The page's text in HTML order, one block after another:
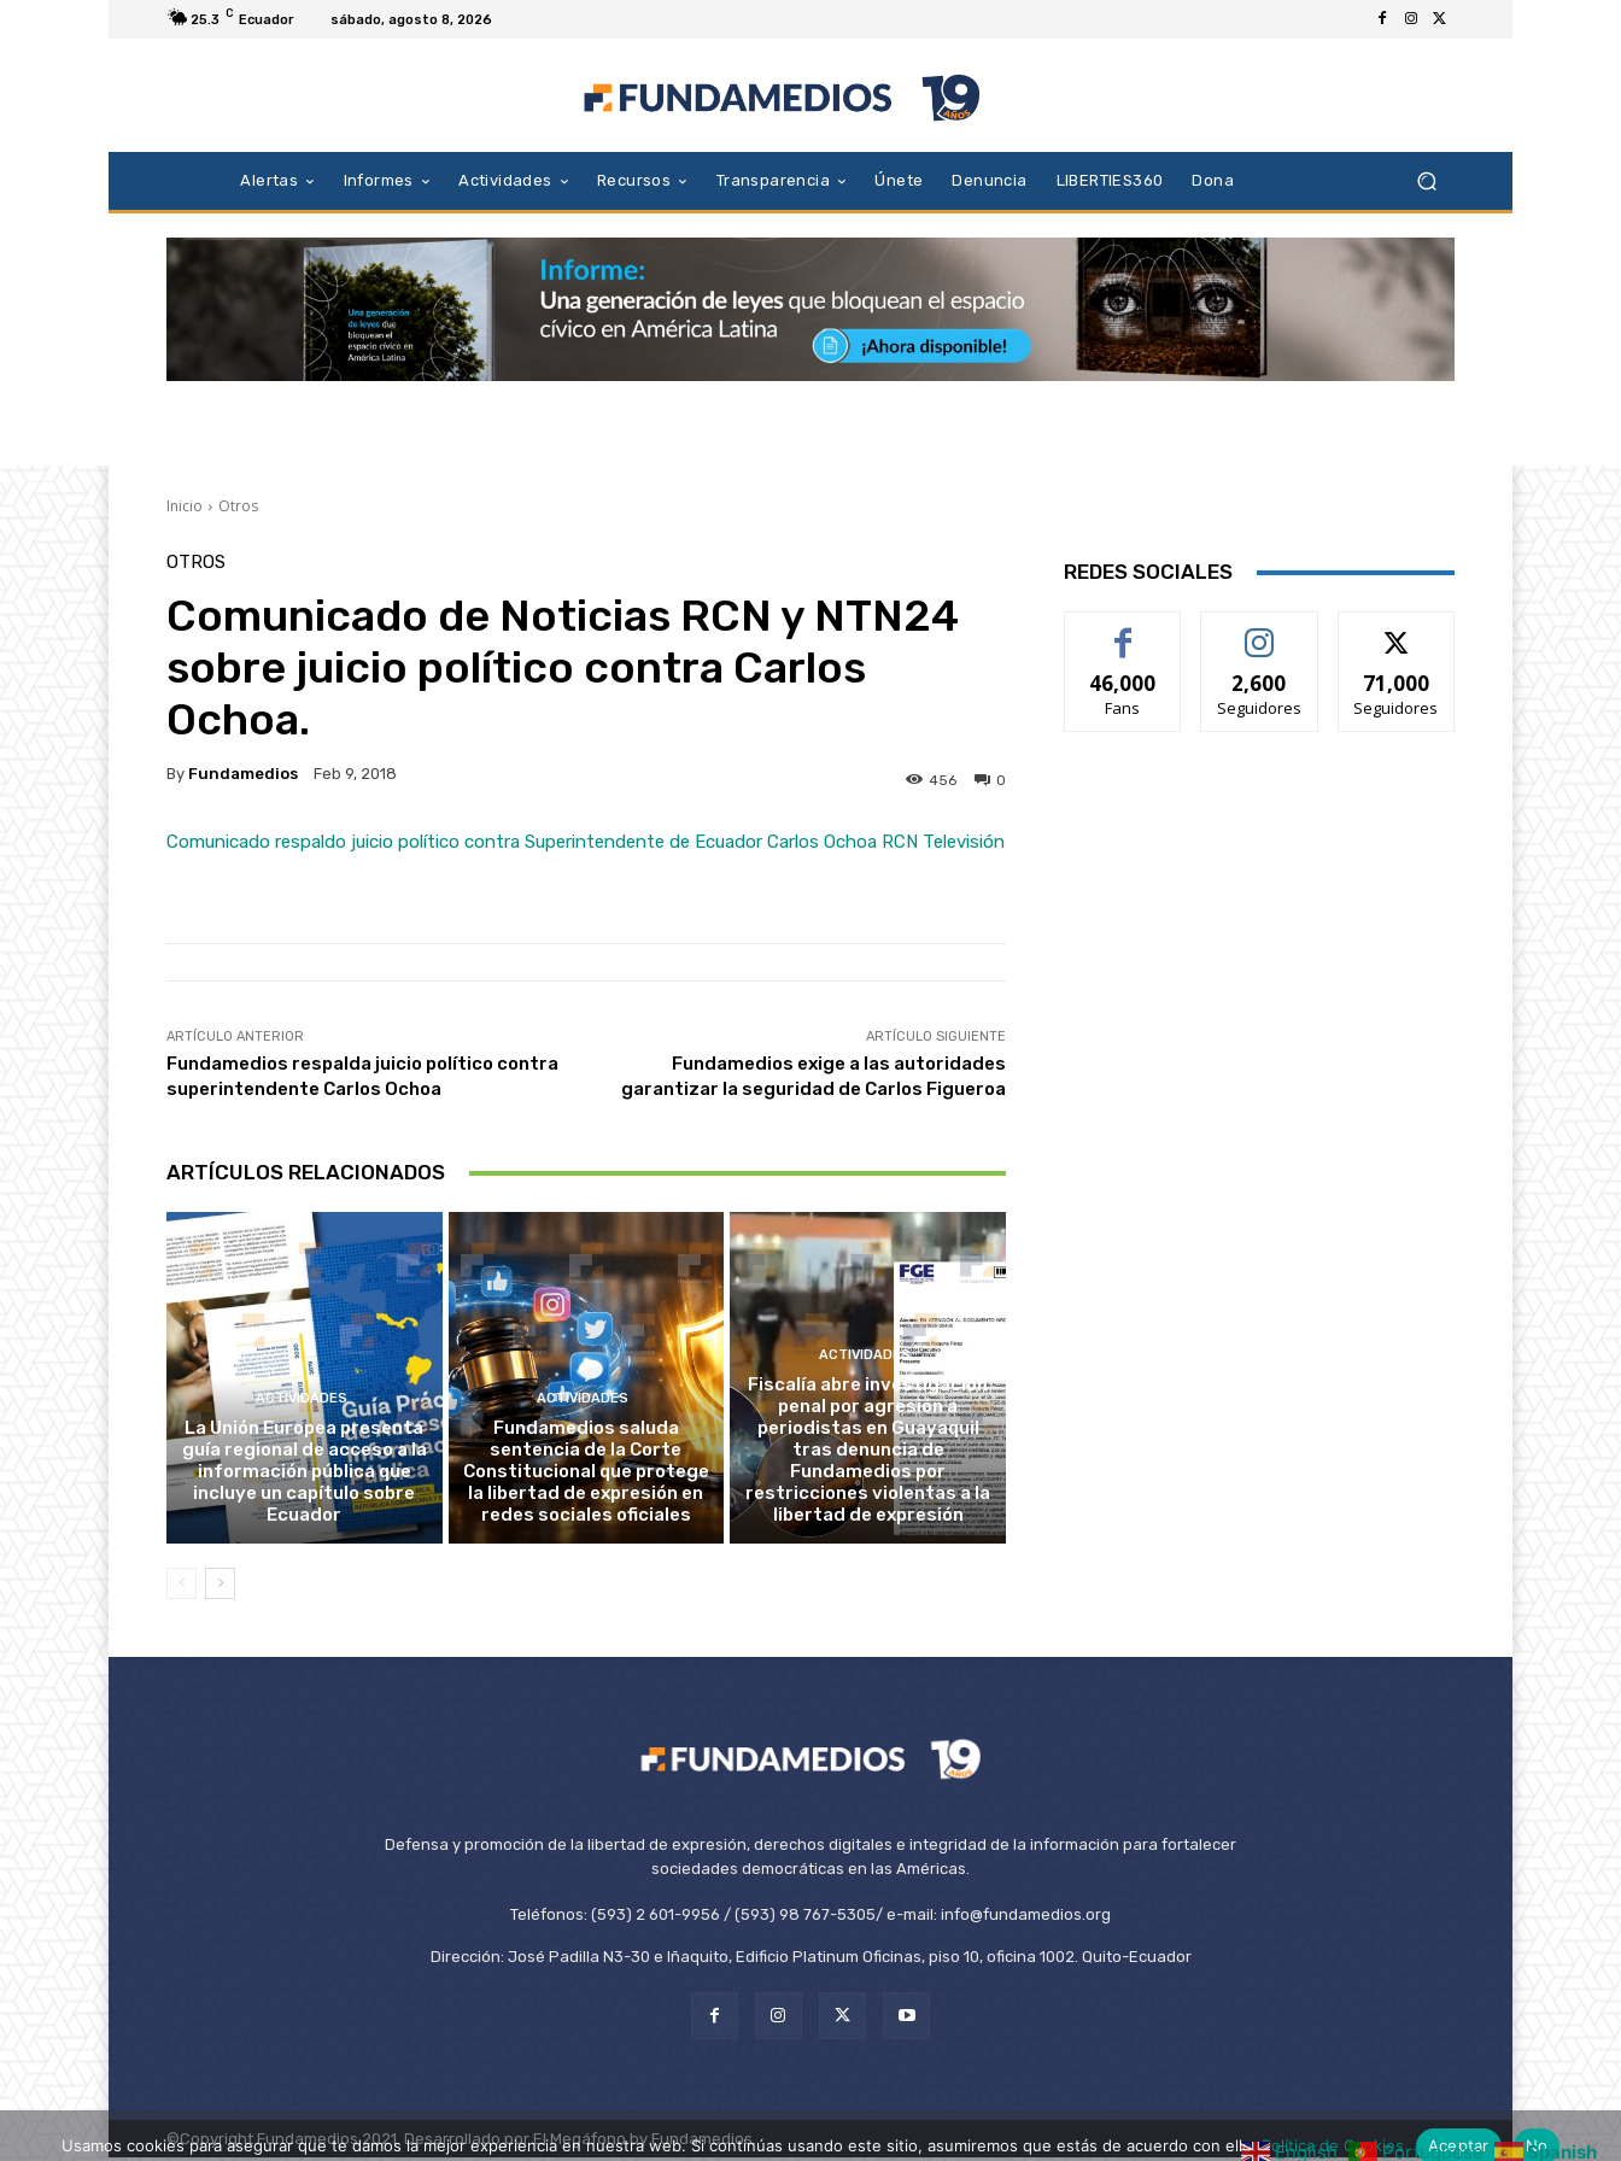
25.3 C Ecuador sábado, agosto 8, 2026
Alertas Informes Actividades Recursos Transparencia Únete Denuncia LIBERTIES360 Dona
Inicio Otros
OTROS
Comunicado de Noticias RCN y NTN24
sobre juicio político contra Carlos
Ochoa.
By Fundamedios Feb 9, 2018 0
456
Comunicado respaldo juicio político contra Superintendente de Ecuador Carlos Ochoa RCN Televisión
ARTÍCULO ANTERIOR
Fundamedios respalda juicio político contra
superintendente Carlos Ochoa
ARTÍCULO SIGUIENTE
Fundamedios exige a las autoridades
garantizar la seguridad de Carlos Figueroa
ARTÍCULOS RELACIONADOS
ACTIVIDADES
La Unión Europea presenta
guía regional de acceso a la
información pública que
incluye un capítulo sobre
Ecuador
ACTIVIDADES
Fundamedios saluda
sentencia de la Corte
Constitucional que protege
la libertad de expresión en
redes sociales oficiales
ACTIVIDADES
Fiscalía abre investigación
penal por agresión a
periodistas en Guayaquil
tras denuncia de
Fundamedios por
restricciones violentas a la
libertad de expresión
REDES SOCIALES
46,000
Fans
2,600
Seguidores
71,000
Seguidores
Defensa y promoción de la libertad de expresión, derechos digitales e integridad de la información para fortalecer
sociedades democráticas en las Américas.
Teléfonos: (593) 2 601-9956 / (593) 98 767-5305/ e-mail: info@fundamedios.org
Dirección: José Padilla N3-30 e Iñaquito, Edificio Platinum Oficinas, piso 10, oficina 1002. Quito-Ecuador
©Copyright Fundamedios 2021. Desarrollado por El Megáfono by Fundamedios.
English Portuguese Spanish
Usamos cookies para asegurar que te damos la mejor experiencia en nuestra web. Si continúas usando este sitio, asumiremos que estás de acuerdo con ello.Política de Cookies Aceptar No